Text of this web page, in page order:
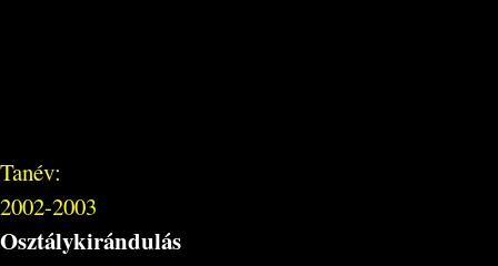
Tanév:
2002-2003
Osztálykirándulás